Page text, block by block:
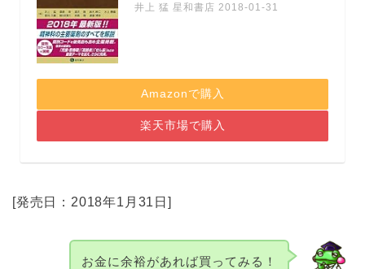
井上 猛 星和書店 2018-01-31
Amazonで購入
楽天市場で購入
[発売日：2018年1月31日]
お金に余裕があれば買ってみる！